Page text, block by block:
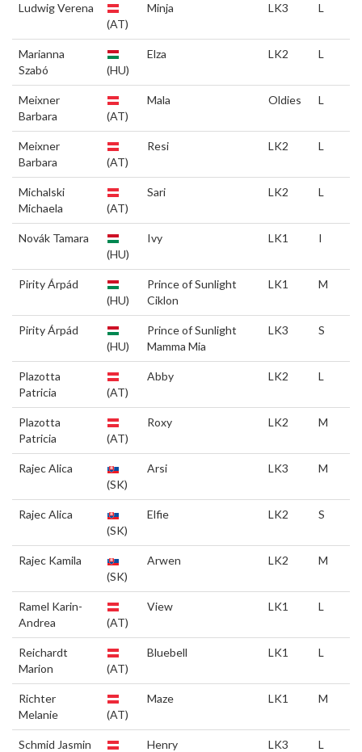
Ludwig Verena
(AT)
Minja LK3 L
Marianna
Szabó
(HU)
Elza LK2 L
Meixner
Barbara
(AT)
Mala Oldies L
Meixner
Barbara
(AT)
Resi LK2 L
Michalski
Michaela
(AT)
Sari LK2 L
Novák Tamara
(HU)
Ivy LK1 I
Pirity Árpád
(HU)
Prince of Sunlight
Ciklon
LK1 M
Pirity Árpád
(HU)
Prince of Sunlight
Mamma Mia
LK3 S
Plazotta
Patricia
(AT)
Abby LK2 L
Plazotta
Patricia
(AT)
Roxy LK2 M
Rajec Alica
(SK)
Arsi LK3 M
Rajec Alica
(SK)
Elfie LK2 S
Rajec Kamila
(SK)
Arwen LK2 M
Ramel Karin-
Andrea
(AT)
View LK1 L
Reichardt
Marion
(AT)
Bluebell LK1 L
Richter
Melanie
(AT)
Maze LK1 M
Schmid Jasmin
Henry LK3 L